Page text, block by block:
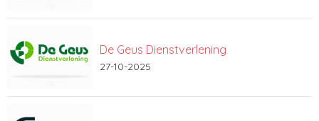
De Geus Dienstverlening
27-10-2025